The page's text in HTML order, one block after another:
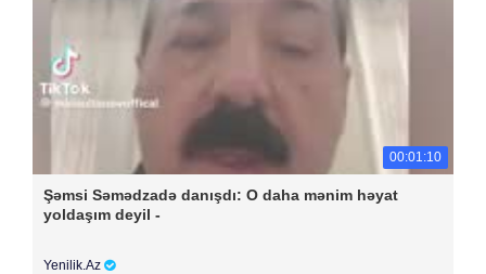
00:01:10
Şəmsi Səmədzadə danışdı: O daha mənim həyat
yoldaşım deyil -
Yenilik.Az